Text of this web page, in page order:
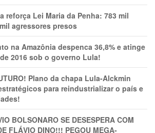
reforça Lei Maria da Penha: 783 mil
agressores presos
na Amazônia despenca 36,8% e atinge
2016 sob o governo Lula!
Plano da chapa Lula-Alckmin
para reindustrializar o país e
BOLSONARO SE DESESPERA COM
FLÁVIO DINO!!! PEGOU MEGA-